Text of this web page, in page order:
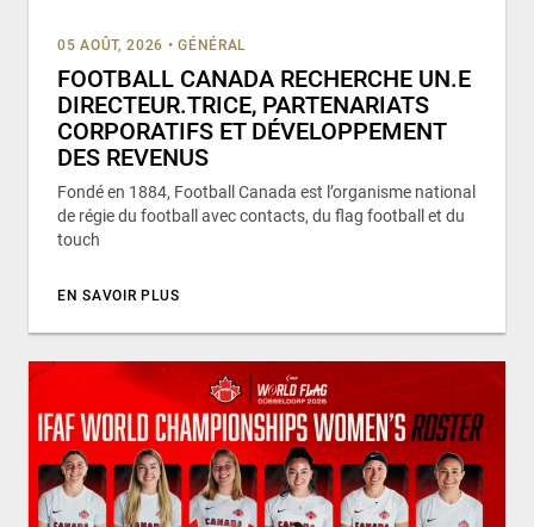
05 AOÛT, 2026 • GÉNÉRAL
FOOTBALL CANADA RECHERCHE UN.E
DIRECTEUR.TRICE, PARTENARIATS
CORPORATIFS ET DÉVELOPPEMENT
DES REVENUS
Fondé en 1884, Football Canada est l’organisme national
de régie du football avec contacts, du flag football et du
touch
EN SAVOIR PLUS